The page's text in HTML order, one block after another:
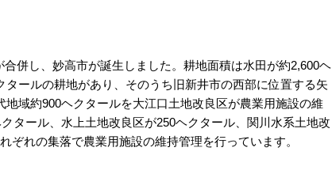
併し、妙高市が誕生しました。耕地面積は水田が約2,600ヘ
ールの耕地があり、そのうち旧新井市の西部に位置する矢
域約900ヘクタールを大江口土地改良区が農業用施設の維
タール、水上土地改良区が250ヘクタール、関川水系土地改
ぞれの集落で農業用施設の維持管理を行っています。